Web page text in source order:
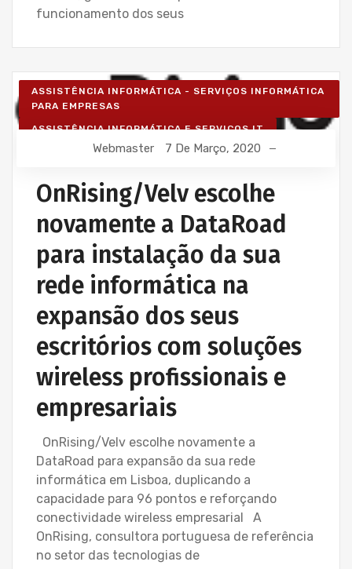
funcionamento dos seus
ASSISTÊNCIA INFORMÁTICA - SERVIÇOS INFORMÁTICA
PARA EMPRESAS
ASSISTÊNCIA INFORMÁTICA E SERVIÇOS IT
AVENÇA DE SERVIÇOS INFORMÁTICA
INSTALAÇÃO DE REDES WIRELESS EMPRESAS
Webmaster 7 De Março, 2020
OnRising/Velv escolhe
novamente a DataRoad
para instalação da sua
rede informática na
expansão dos seus
escritórios com soluções
wireless profissionais e
empresariais
OnRising/Velv escolhe novamente a
DataRoad para expansão da sua rede
informática em Lisboa, duplicando a
capacidade para 96 pontos e reforçando
conectividade wireless empresarial A
OnRising, consultora portuguesa de referência
no setor das tecnologias de